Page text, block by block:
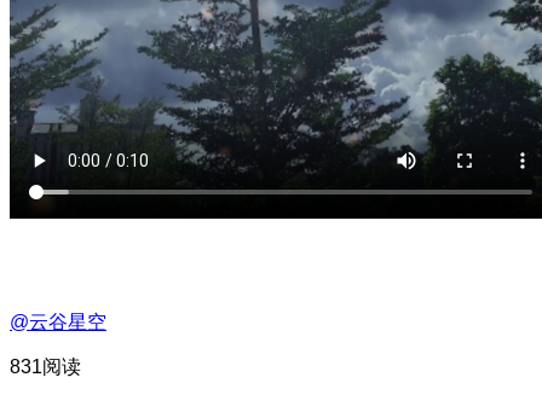
@云谷星空
831阅读